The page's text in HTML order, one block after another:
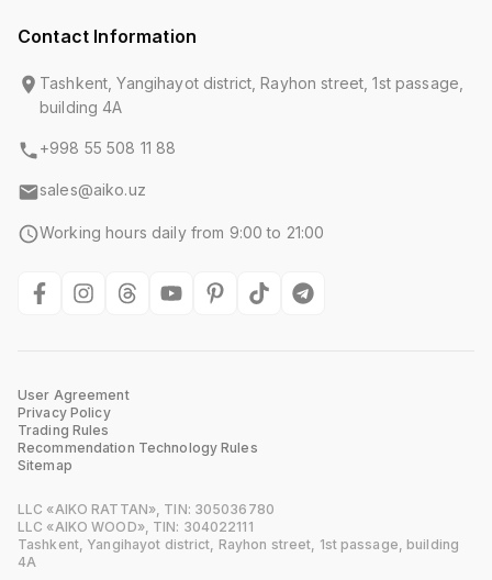
Contact Information
Tashkent, Yangihayot district, Rayhon street, 1st passage,
building 4A
+998 55 508 11 88
sales@aiko.uz
Working hours daily from 9:00 to 21:00
User Agreement
Privacy Policy
Trading Rules
Recommendation Technology Rules
Sitemap
LLC «AIKO RATTAN», TIN: 305036780
LLC «AIKO WOOD», TIN: 304022111
Tashkent, Yangihayot district, Rayhon street, 1st passage, building
4A